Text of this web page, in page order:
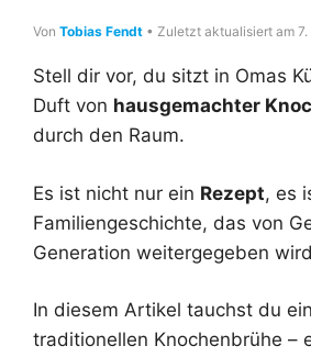
Von Tobias Fendt • Zuletzt aktualisiert am
Stell dir vor, du sitzt in Omas
Duft von hausgemachter
durch den Raum.
Es ist nicht nur ein Rezept, es
Familiengeschichte, das von
Generation weitergegeben
In diesem Artikel tauchst du
traditionellen Knochenbrühe –